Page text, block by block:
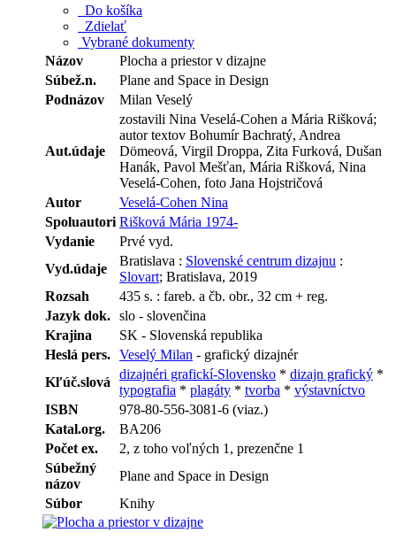
Do košíka
Zdielať
Vybrané dokumenty
Názov
Plocha a priestor v dizajne
Súbež.n.
Plane and Space in Design
Podnázov
Milan Veselý
Aut.údaje
zostavili Nina Veselá-Cohen a Mária Rišková;
autor textov Bohumír Bachratý, Andrea
Dömeová, Virgil Droppa, Zita Furková, Dušan
Hanák, Pavol Mešťan, Mária Rišková, Nina
Veselá-Cohen, foto Jana Hojstričová
Autor
Veselá-Cohen Nina
Spoluautori Rišková Mária 1974-
Vydanie
Prvé vyd.
Vyd.údaje
Bratislava : Slovenské centrum dizajnu :
Slovart; Bratislava, 2019
Rozsah
435 s. : fareb. a čb. obr., 32 cm + reg.
Jazyk dok. slo - slovenčina
Krajina
SK - Slovenská republika
Heslá pers. Veselý Milan - grafický dizajnér
Kľúč.slová
dizajnéri grafickí-Slovensko * dizajn grafický *
typografia * plagáty * tvorba * výstavníctvo
ISBN
978-80-556-3081-6 (viaz.)
Katal.org.
BA206
Počet ex.
2, z toho voľných 1, prezenčne 1
Súbežný
názov
Plane and Space in Design
Súbor
Knihy